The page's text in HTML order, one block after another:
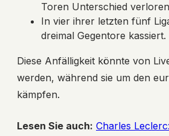
Toren Unterschied
In vier ihrer letzten fünf
dreimal Gegentore kassiert.
Diese Anfälligkeit könnte von
werden, während sie um den
kämpfen.
Lesen Sie auch: Charles